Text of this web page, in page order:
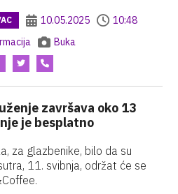
10.05.2025
10:48
Buka
završava oko 13
je besplatno
za glazbenike, bilo da su
11. svibnja, održat će se